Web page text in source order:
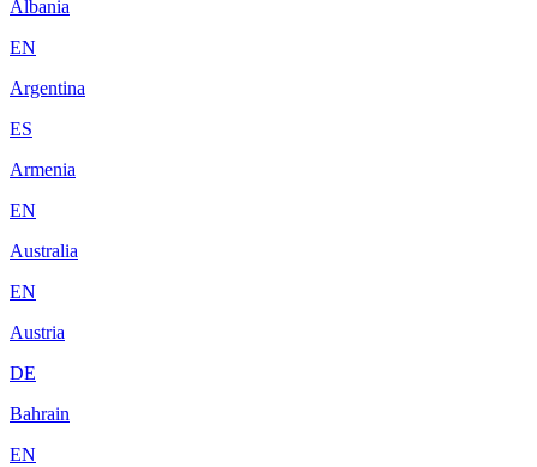
Albania
EN
Argentina
ES
Armenia
EN
Australia
EN
Austria
DE
Bahrain
EN